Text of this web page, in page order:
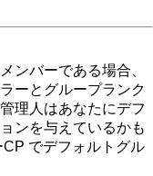
ンバーである場合、
ーとグループランク
理人はあなたにデフ
ンを与えているかも
でデフォルトグル